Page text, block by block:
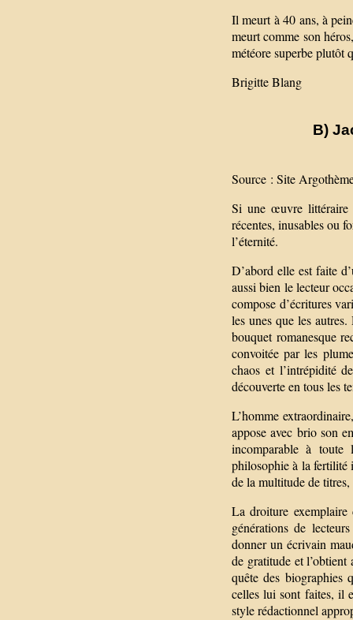
Il meurt à 40 ans, à
meurt comme son
météore superbe plutôt
Brigitte Blang
B)
Source : Site
Si une œuvre littéraire
récentes, inusables ou
l’éternité.
D’abord elle est faite
aussi bien le lecteur
compose d’écritures
les unes que les
bouquet romanesque
convoitée par les
chaos et l’intrépidité
découverte en tous les
L’homme
appose avec brio son
incomparable à toute
philosophie à la fertilité
de la multitude de
La droiture exemplaire
générations de
donner un écrivain
de gratitude et l’obtient
quête des biographies
celles lui sont faites, il
style rédactionnel